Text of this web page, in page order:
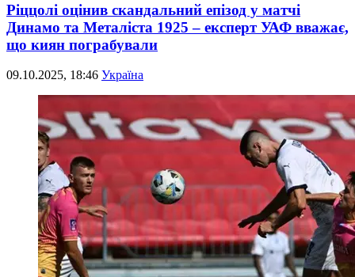
Ріццолі оцінив скандальний епізод у матчі
Динамо та Металіста 1925 – експерт УАФ вважає,
що киян пограбували
09.10.2025, 18:46 Україна